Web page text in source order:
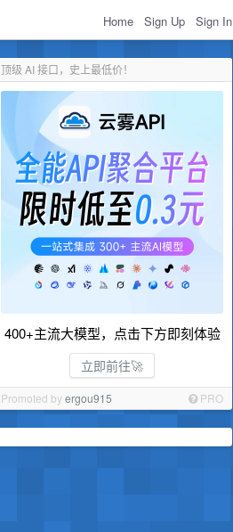
Home Sign Up Sign In
顶级 AI 接口，史上最低价！
400+主流大模型，点击下方即刻体验
立即前往🚀
Promoted byergou915 PRO